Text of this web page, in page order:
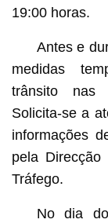
19:00 horas.
Antes e
medidas
trânsito nas
Solicita‑se a
informações
pela
Tráfego.
No dia